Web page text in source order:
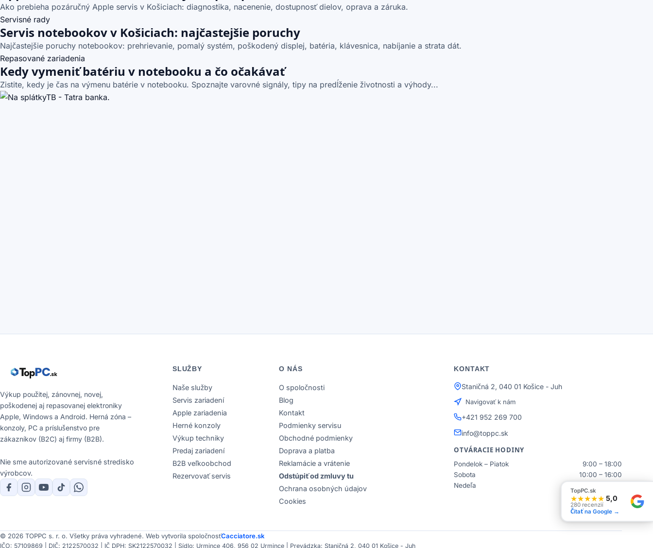
Ako prebieha pozáručný Apple servis v Košiciach: diagnostika, nacenenie, dostupnosť dielov, oprava a záruka.
Servisné rady
Servis notebookov v Košiciach: najčastejšie poruchy
Najčastejšie poruchy notebookov: prehrievanie, pomalý systém, poškodený displej, batéria, klávesnica, nabíjanie a strata dát.
Repasované zariadenia
Kedy vymeniť batériu v notebooku a čo očakávať
Zistite, kedy je čas na výmenu batérie v notebooku. Spoznajte varovné signály, tipy na predĺženie životnosti a výhody...
Výkup použitej, zánovnej, novej,
poškodenej aj repasovanej elektroniky
Apple, Windows a Android. Herná zóna –
konzoly, PC a príslušenstvo pre
zákazníkov (B2C) aj firmy (B2B).
Nie sme autorizované servisné stredisko
výrobcov.
SLUŽBY
Naše služby
Servis zariadení
Apple zariadenia
Herné konzoly
Výkup techniky
Predaj zariadení
B2B veľkoobchod
Rezervovať servis
O NÁS
O spoločnosti
Blog
Kontakt
Podmienky servisu
Obchodné podmienky
Doprava a platba
Reklamácie a vrátenie
Odstúpiť od zmluvy tu
Ochrana osobných údajov
Cookies
KONTAKT
Staničná 2, 040 01 Košice - Juh
Navigovať k nám
+421 952 269 700
info@toppc.sk
OTVÁRACIE HODINY
Pondelok – Piatok
9:00 – 18:00
Sobota
10:00 – 16:00
Nedeľa
© 2026 TOPPC s. r. o. Všetky práva vyhradené. Web vytvorila spoločnosťCacciatore.sk
IČO: 57109869 | DIČ: 2122570032 | IČ DPH: SK2122570032 | Sídlo: Urmince 406, 956 02 Urmince | Prevádzka: Staničná 2, 040 01 Košice - Juh
TopPC.sk
★★★★★ 5,0
280 recenzií
Čítať na Google →